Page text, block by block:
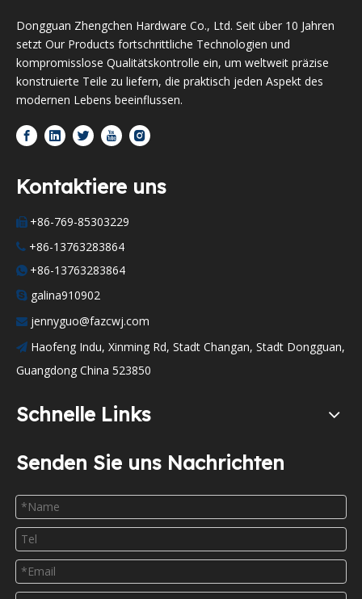
Dongguan Zhengchen Hardware Co., Ltd. Seit über 10 Jahren
setzt Our Products fortschrittliche Technologien und
kompromisslose Qualitätskontrolle ein, um weltweit präzise
konstruierte Teile zu liefern, die praktisch jeden Aspekt des
modernen Lebens beeinflussen.
Kontaktiere uns
 +86-769-85303229
 +86-13763283864
 +86-13763283864
 galina910902
 jennyguo@fazcwj.com
 Haofeng Indu, Xinming Rd, Stadt Changan, Stadt Dongguan,
Guangdong China 523850
Schnelle Links
Senden Sie uns Nachrichten